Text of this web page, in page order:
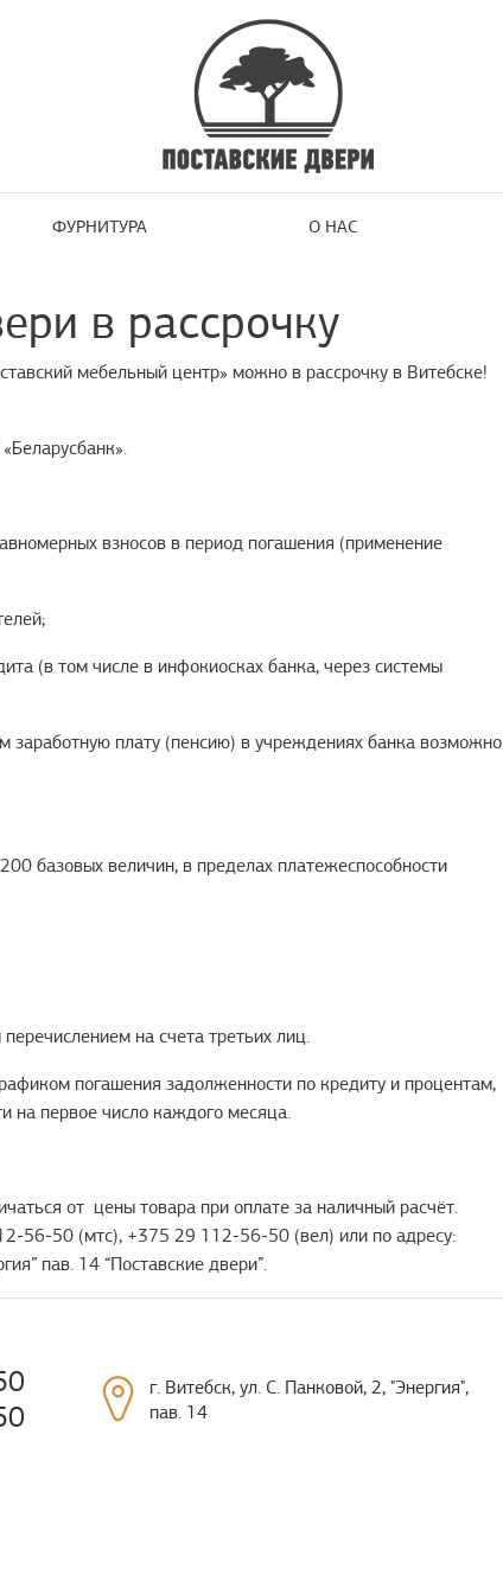
ФУРНИТУРА О НАС
в рассрочку
мебельный центр» можно в рассрочку в Витебске!
взносов в период погашения (применение
(в том числе в инфокиосках банка, через системы
плату (пенсию) в учреждениях банка возможно
базовых величин, в пределах платежеспособности
на счета третьих лиц.
погашения задолженности по кредиту и процентам,
на первое число каждого месяца.
от цены товара при оплате за наличный расчёт.
56-50 (мтс), +375 29 112-56-50 (вел) или по адресу:
пав. 14 “Поставские двери”.
г. Витебск, ул. С. Панковой, 2, "Энергия",
пав. 14